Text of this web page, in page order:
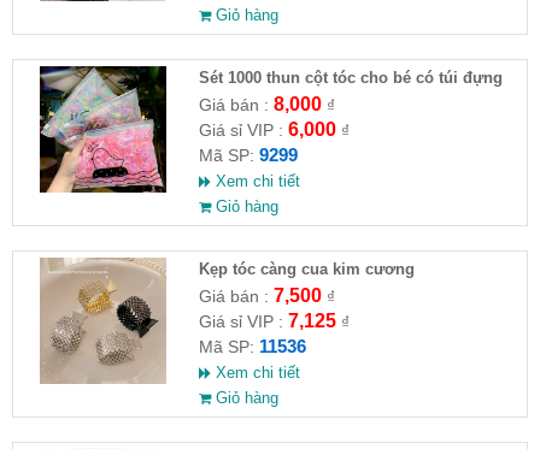
Giỏ hàng
Sét 1000 thun cột tóc cho bé có túi đựng
Giá bán : 8,000₫
Giá sỉ VIP : 6,000₫
Mã SP: 9299
Xem chi tiết
Giỏ hàng
Kẹp tóc càng cua kim cương
Giá bán : 7,500₫
Giá sỉ VIP : 7,125₫
Mã SP: 11536
Xem chi tiết
Giỏ hàng